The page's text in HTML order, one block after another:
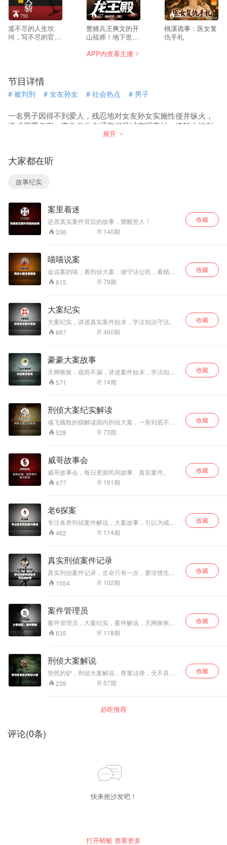
793
道不尽的人生坎
坷，写不尽的官场
了历史上最年轻的
镇长。斗贪平黑整
治安，过关斩将求
从一介小小的镇
长，平步青云，直
美人膝，笑看风云
起？情场得意，官
笑。
27
赘婿兵王爽文的开
山祖师！地下世界
总裁家的女婿! 全
是那龙王殿之主，
婿！ 全网渠道爆
销！宠妻狂魔张玄
来临！
44
桃溪诡事：医女复
仇手札
APP内查看主播
节目详情
# 被判刑 # 女友孙女 # 社会热点 # 男子
一名男子因得不到爱人，残忍地对女友孙女实施性侵并纵火，
造成严重伤害。事件发生在辽宁省凤城市明亮村，嫌疑人被判
刑19年。警方调查后认为可能是一起报复性案件，焦点集中在
展开
大家都在听
故事纪实
案里着迷
还原真实案件背后的故事，警醒世人！
336
140期
收藏
喵喵说案
会说案的喵，看刑侦大案，做守法公民，看精彩
故事，懂法律常识。
615 79期
收藏
大案纪实
大案纪实，讲述真实案件始末，学法知法守法。
867
460期
收藏
豪豪大案故事
天网恢恢，疏而不漏，讲述案件始末，学法知法
懂法。以案为鉴，警钟长鸣！
571 14期
收藏
刑侦大案纪实解读
魂飞魄散的猫解读国内刑侦大案，一剪到底不啰
嗦，让你身临现场。
528 73期
收藏
威哥故事会
威哥故事会，每日更新民间故事、真实案件。
477
161期
收藏
老6探案
专注各类刑侦案件解说，大案故事，引以为戒，
警钟长鸣。
462 114期
收藏
真实刑侦案件记录
真实刑侦案件记录，生命只有一次，要珍惜生
命,，随时随地提高安全意识。
1054 102期
收藏
案件管理员
案件管理员，大案纪实，案件解说，天网恢恢，
疏而不漏。
635 118期
收藏
刑侦大案解说
突然的驴，刑侦大案解说，尊重法律，无不良导
向，请理性看待。
239 57期
收藏
必听推荐
评论(0条)
快来抢沙发吧！
打开蜻蜓 查看更多